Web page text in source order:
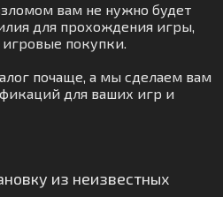
вам не нужно будет
для прохождения игры,
покупки.
почаще, а мы сделаем вам
для ваших игр и
из неизвестных